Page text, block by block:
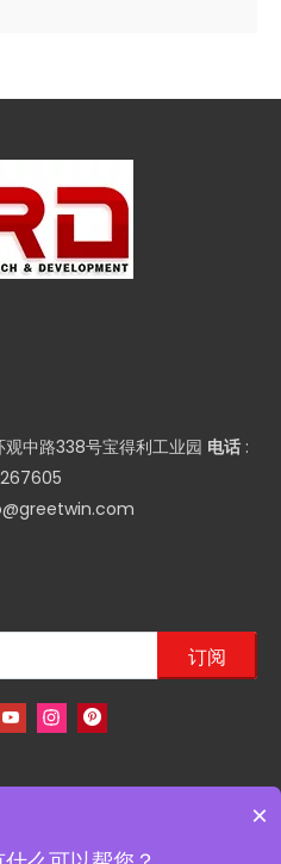
中路338号宝得利工业园 电话 :
订阅
备有限公司版权所有. 技术支持
×